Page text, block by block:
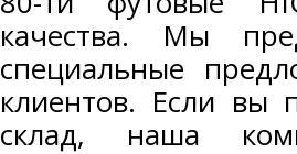
качества. Мы
специальные
клиентов. Если вы
склад, наша